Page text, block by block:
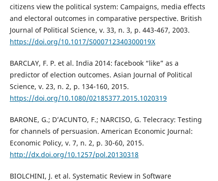
citizens view the political system: Campaigns, media effects
and electoral outcomes in comparative perspective. British
Journal of Political Science, v. 33, n. 3, p. 443-467, 2003.
https://doi.org/10.1017/S000712340300019X
BARCLAY, F. P. et al. India 2014: facebook “like” as a
predictor of election outcomes. Asian Journal of Political
Science, v. 23, n. 2, p. 134-160, 2015.
https://doi.org/10.1080/02185377.2015.1020319
BARONE, G.; D’ACUNTO, F.; NARCISO, G. Telecracy: Testing
for channels of persuasion. American Economic Journal:
Economic Policy, v. 7, n. 2, p. 30-60, 2015.
http://dx.doi.org/10.1257/pol.20130318
BIOLCHINI, J. et al. Systematic Review in Software